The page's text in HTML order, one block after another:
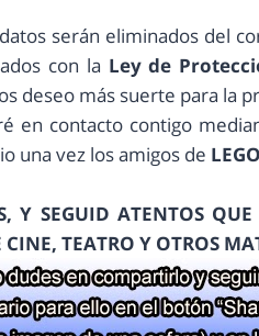
serán eliminados del
con la Ley de
deseo más suerte para la
en contacto contigo
una vez los amigos de LEGO
Y SEGUID ATENTOS
TEATRO Y OTROS